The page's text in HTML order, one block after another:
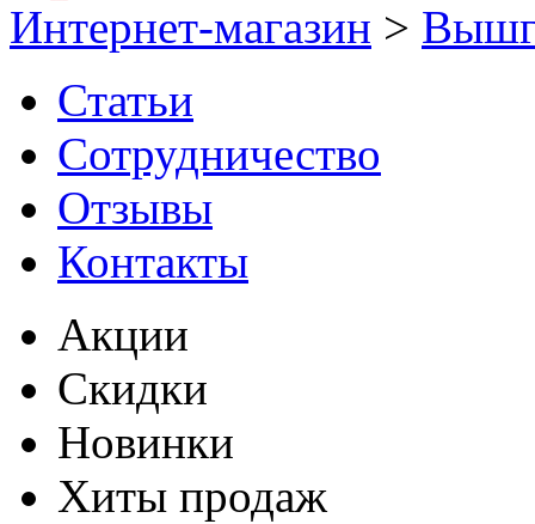
Интернет-магазин >
Статьи
Сотрудничество
Отзывы
Контакты
Акции
Скидки
Новинки
Хиты продаж